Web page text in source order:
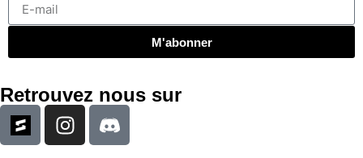
M'abonner
Retrouvez nous sur